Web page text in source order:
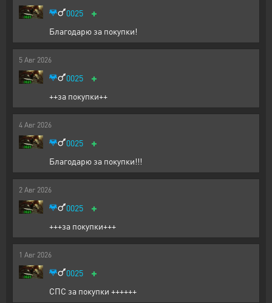
0025 +
Благодарю за покупки!
5 Авг 2026
0025 +
++за покупки++
4 Авг 2026
0025 +
Благодарю за покупки!!!
2 Авг 2026
0025 +
+++за покупки+++
1 Авг 2026
0025 +
СПС за покупки ++++++